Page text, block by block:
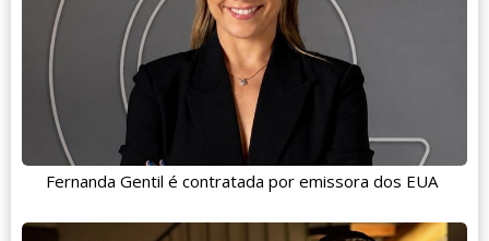
Fernanda Gentil é contratada por emissora dos EUA